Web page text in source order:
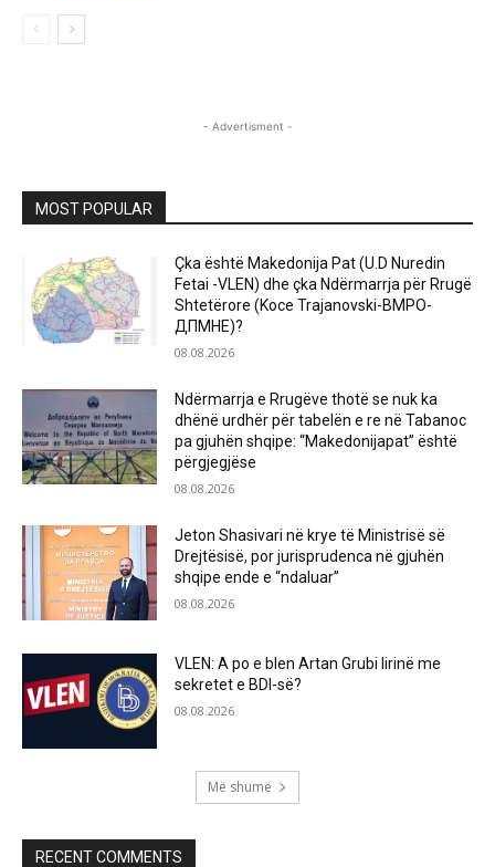
- Advertisment -
MOST POPULAR
Çka është Makedonija Pat (U.D Nuredin
Fetai -VLEN) dhe çka Ndërmarrja për Rrugë
Shtetërore (Koce Trajanovski-ВМРО-
ДПМНЕ)?
08.08.2026
Ndërmarrja e Rrugëve thotë se nuk ka
dhënë urdhër për tabelën e re në Tabanoc
pa gjuhën shqipe: “Makedonijapat” është
përgjegjëse
08.08.2026
Jeton Shasivari në krye të Ministrisë së
Drejtësisë, por jurisprudenca në gjuhën
shqipe ende e “ndaluar”
08.08.2026
VLEN: A po e blen Artan Grubi lirinë me
sekretet e BDI-së?
08.08.2026
Më shumë
RECENT COMMENTS